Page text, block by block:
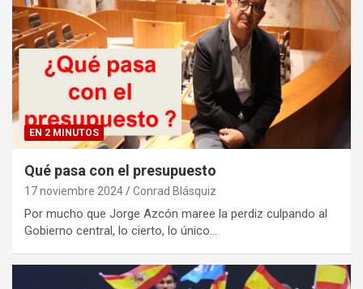
EN 2 MINUTOS
Qué pasa con el presupuesto
17 noviembre 2024 Conrad Blásquiz
Por mucho que Jorge Azcón maree la perdiz culpando al
Gobierno central, lo cierto, lo único…